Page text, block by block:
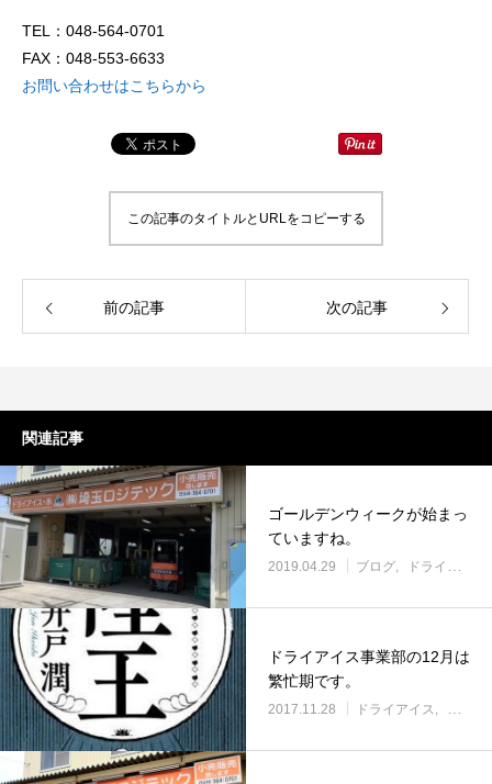
TEL：048-564-0701
FAX：048-553-6633
お問い合わせはこちらから
この記事のタイトルとURLをコピーする
前の記事 次の記事
関連記事
ゴールデンウィークが始まっ
ていますね。
2019.04.29 ブログ ドライアイス
ドライアイス事業部の12月は
繁忙期です。
2017.11.28 ドライアイス